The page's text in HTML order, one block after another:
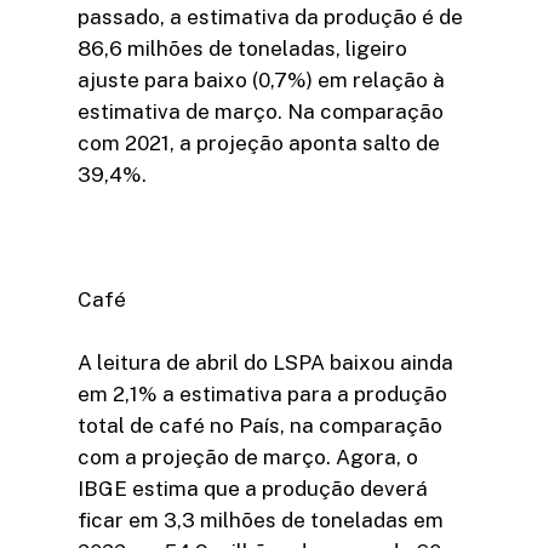
passado, a estimativa da produção é de
86,6 milhões de toneladas, ligeiro
ajuste para baixo (0,7%) em relação à
estimativa de março. Na comparação
com 2021, a projeção aponta salto de
39,4%.
Café
A leitura de abril do LSPA baixou ainda
em 2,1% a estimativa para a produção
total de café no País, na comparação
com a projeção de março. Agora, o
IBGE estima que a produção deverá
ficar em 3,3 milhões de toneladas em